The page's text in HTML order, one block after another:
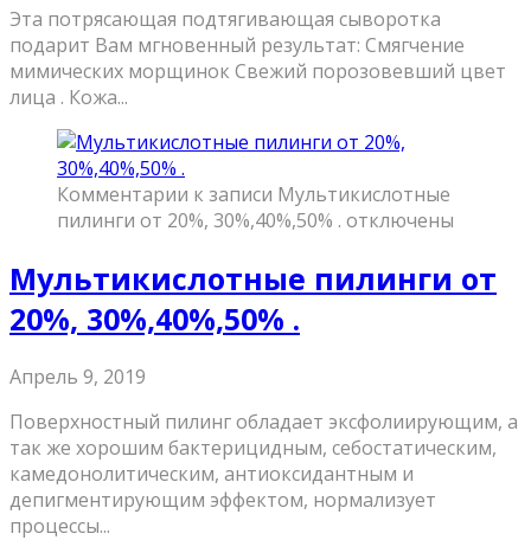
Эта потрясающая подтягивающая сыворотка
подарит Вам мгновенный результат: Смягчение
мимических морщинок Свежий порозовевший цвет
лица . Кожа...
Комментарии к записи Мультикислотные
пилинги от 20%, 30%,40%,50% . отключены
Мультикислотные пилинги от
20%, 30%,40%,50% .
Апрель 9, 2019
Поверхностный пилинг обладает эксфолиирующим, а
так же хорошим бактерицидным, себостатическим,
камедонолитическим, антиоксидантным и
депигментирующим эффектом, нормализует
процессы...